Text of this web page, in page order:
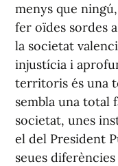
menys que
fer oïdes sordes
la societat
injustícia i
territoris és una
sembla una total
societat, unes
el del President
seues